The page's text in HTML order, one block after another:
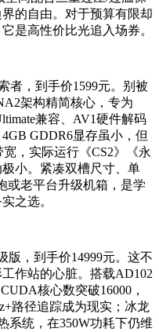
的自由。对于预算有限却
是高性价比光追入场券。
者，到手价1599元。别被
架构精简核心，专为
兼容、AV1硬件解码
GDDR6显存虽小，但
，实际运行《CS2》《永
小。紧凑双槽尺寸、单
或老平台升级机箱，是学
之选。
版，到手价14999元。这不
作站的心脏。搭载AD102
核心数突破16000，
路径追踪成为现实；冰龙
系统，在350W功耗下仍维